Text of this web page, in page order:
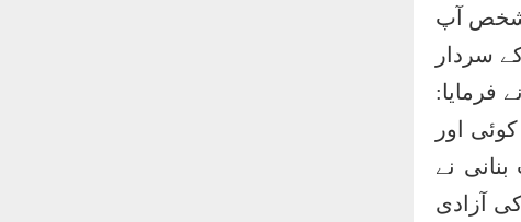
شخص آپ
سردار
فرمایا:
اور
نے
آزادی